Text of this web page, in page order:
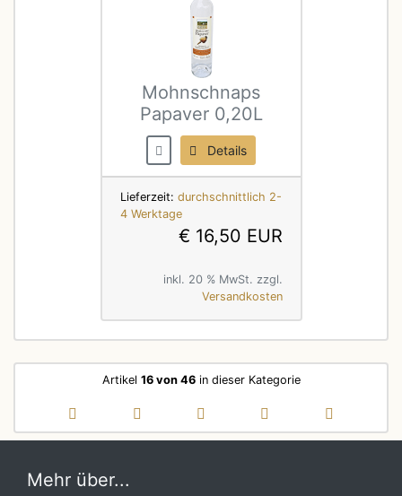
Mohnschnaps
Papaver 0,20L
Details
Lieferzeit: durchschnittlich 2-
4 Werktage
€ 16,50 EUR
inkl. 20 % MwSt. zzgl.
Versandkosten
Artikel 16 von 46in dieser Kategorie
Mehr über...